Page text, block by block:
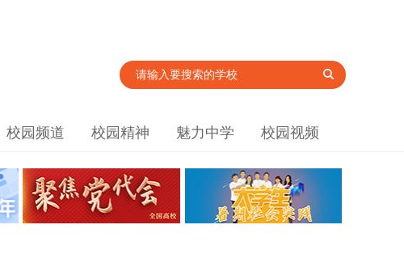
校园频道 校园精神 魅力中学 校园视频